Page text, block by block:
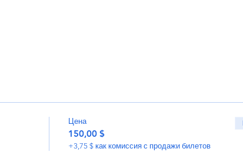
Цена
150,00 $
+3,75 $ как комиссия с продажи билетов